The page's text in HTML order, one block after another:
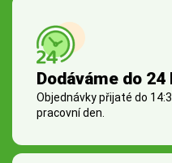
Dodáváme do 24
Objednávky přijaté do
pracovní den.